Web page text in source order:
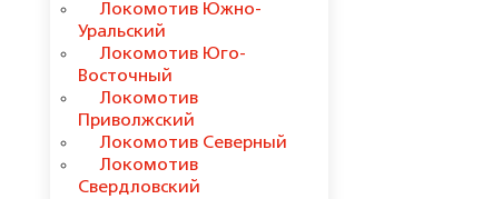
Локомотив Южно-
Уральский
Локомотив Юго-
Восточный
Локомотив
Приволжский
Локомотив Северный
Локомотив
Свердловский